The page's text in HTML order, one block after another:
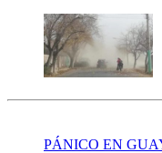
PÁNICO EN